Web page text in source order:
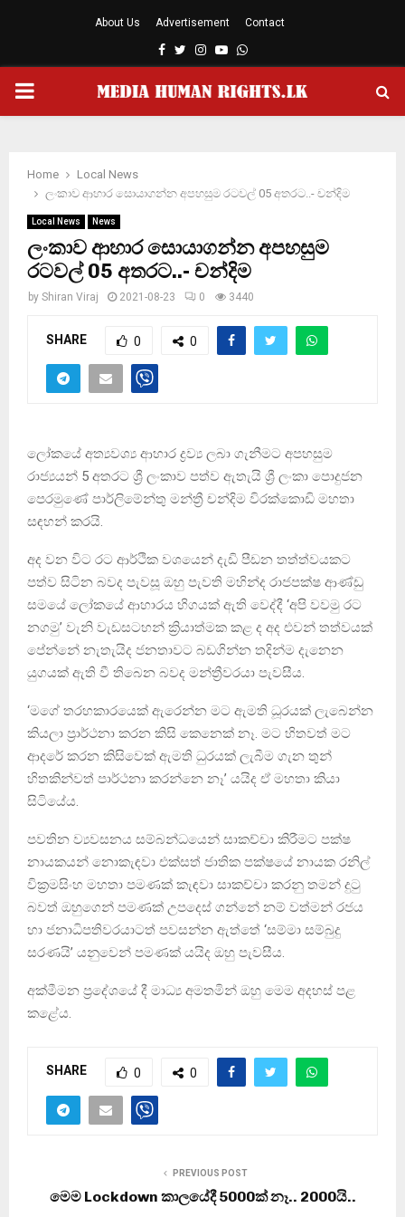
About Us Advertisement Contact
Facebook
TwitterInstagram
YoutubeWhatsapp
PRIMARY
Home
Local News
ලංකාව ආහාර සොයාගන්න අපහසුම රටවල් 05 අතරට..- චන්දිම
Local News News
ලංකාව ආහාර සොයාගන්න අපහසුම
රටවල් 05 අතරට..- චන්දිම
by Shiran Viraj 2021-08-23 0 3440
SHARE 0 0
ලෝකයේ අත්‍යවශ්‍ය ආහාර ද්‍රව්‍ය ලබා ගැනීමට අපහසුම
රාජ්‍යයන් 5 අතරට ශ්‍රී ලංකාව පත්ව ඇතැයි ශ්‍රී ලංකා පොදුජන
පෙරමුණේ පාර්ලිමේන්තු මන්ත්‍රී චන්දිම විරක්කොඩි මහතා
සඳහන් කරයි.
අද වන විට රට ආර්ථික වශයෙන් දැඩි පීඩන තත්ත්වයකට
පත්ව සිටින බවද පැවසූ ඔහු පැවති මහින්ද රාජපක්ෂ ආණ්ඩු
සමයේ ලෝකයේ ආහාරය හිගයක් ඇති වෙද්දී ‘අපි වවමු රට
නගමු’ වැනි වැඩසටහන් ක්‍රියාත්මක කළ ද අද එවන් තත්වයක්
පේන්නේ නැතැයිද ජනතාවට බඩගින්න තදින්ම දැනෙන
යුගයක් ඇති වී තිබෙන බවද මන්ත්‍රීවරයා පැවසීය.
‘මගේ තරහකාරයෙක් ඇරෙන්න මට ඇමති ධූරයක් ලැබෙන්න
කියලා ප්‍රාර්ථනා කරන කිසි කෙනෙක් නෑ. මට හිතවත් මට
ආදරේ කරන කිසිවෙක් ඇමති ධුරයක් ලැබීම ගැන තුන්
හිතකින්වත් පාර්ථනා කරන්නෙ නෑ’ යයිද ඒ මහතා කියා
සිටියේය.
පවතින ව්‍යවසනය සම්බන්ධයෙන් සාකච්චා කිරීමට පක්ෂ
නායකයන් නොකැඳවා එක්සත් ජාතික පක්ෂයේ නායක රනිල්
වික්‍රමසිංහ මහතා පමණක් කැඳවා සාකච්චා කරනු තමන් දුටු
බවත් ඔහුගෙන් පමණක් උපදෙස් ගන්නේ නම් වත්මන් රජය
හා ජනාධිපතිවරයාටත් පවසන්න ඇත්තේ ‘සම්මා සම්බුදු
සරණයි’ යනුවෙන් පමණක් යයිද ඔහු පැවසීය.
අක්මීමන ප්‍රදේශයේ දී මාධ්‍ය අමතමින් ඔහු මෙම අදහස් පළ
කළේය.
SHARE 0 0
PREVIOUS POST
මෙම Lockdown කාලයේදී 5000ක් නෑ.. 2000යි..